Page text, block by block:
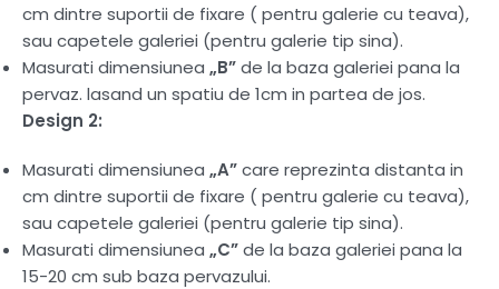
cm dintre suportii de fixare ( pentru galerie cu teava),
sau capetele galeriei (pentru galerie tip sina).
Masurati dimensiunea „B”de la baza galeriei pana la
pervaz. lasand un spatiu de 1cm in partea de jos.
Design 2:
Masurati dimensiunea „A”care reprezinta distanta in
cm dintre suportii de fixare ( pentru galerie cu teava),
sau capetele galeriei (pentru galerie tip sina).
Masurati dimensiunea „C”de la baza galeriei pana la
15-20 cm sub baza pervazului.